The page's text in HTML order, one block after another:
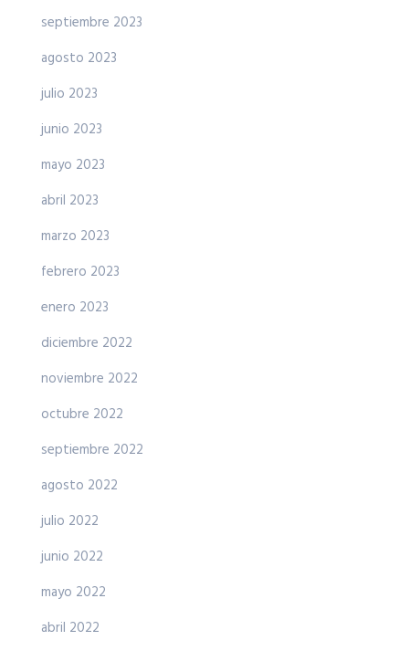
septiembre 2023
agosto 2023
julio 2023
junio 2023
mayo 2023
abril 2023
marzo 2023
febrero 2023
enero 2023
diciembre 2022
noviembre 2022
octubre 2022
septiembre 2022
agosto 2022
julio 2022
junio 2022
mayo 2022
abril 2022